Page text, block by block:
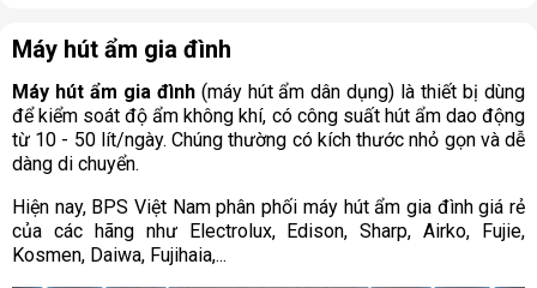
Máy hút ẩm gia đình
Máy hút ẩm gia đình(máy hút ẩm dân dụng) là thiết bị dùng
để kiểm soát độ ẩm không khí, có công suất hút ẩm dao động
từ 10 - 50 lít/ngày. Chúng thường có kích thước nhỏ gọn và dễ
dàng di chuyển.
Hiện nay, BPS Việt Nam phân phối máy hút ẩm gia đình giá rẻ
của các hãng như Electrolux, Edison, Sharp, Airko, Fujie,
Kosmen, Daiwa, Fujihaia,...